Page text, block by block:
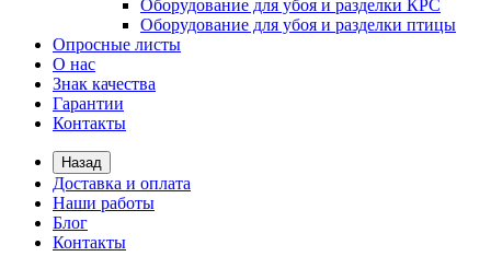
Оборудование для убоя и разделки КРС
Оборудование для убоя и разделки птицы
Опросные листы
О нас
Знак качества
Гарантии
Контакты
Назад
Доставка и оплата
Наши работы
Блог
Контакты